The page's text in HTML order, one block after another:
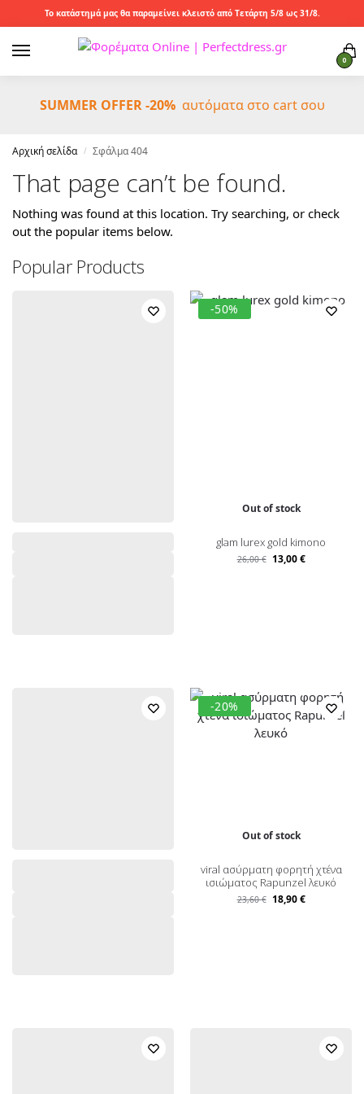
Το κατάστημά μας θα παραμείνει κλειστό από Τετάρτη 5/8 ως 31/8.
0
SUMMER OFFER -20%αυτόματα στο cart σου
Αρχική σελίδα / Σφάλμα 404
That page can’t be found.
Nothing was found at this location. Try searching, or check
out the popular items below.
Popular Products
-50%
Out of stock
glam lurex gold kimono
26,00€ 13,00€
-20%
Out of stock
viral ασύρματη φορητή χτένα
ισιώματος Rapunzel λευκό
23,60€ 18,90€